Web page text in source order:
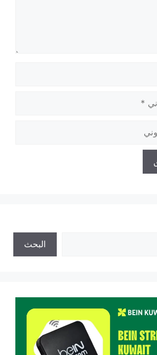
البحث